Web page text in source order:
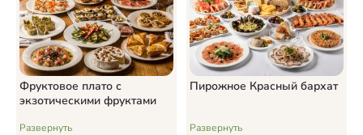
Фруктовое плато с
экзотическими фруктами
Развернуть
Пирожное Красный бархат
Развернуть